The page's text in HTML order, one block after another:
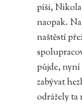
píši,
naopak.
naštěstí
půjde, nyní
zabývat
odrážely ta